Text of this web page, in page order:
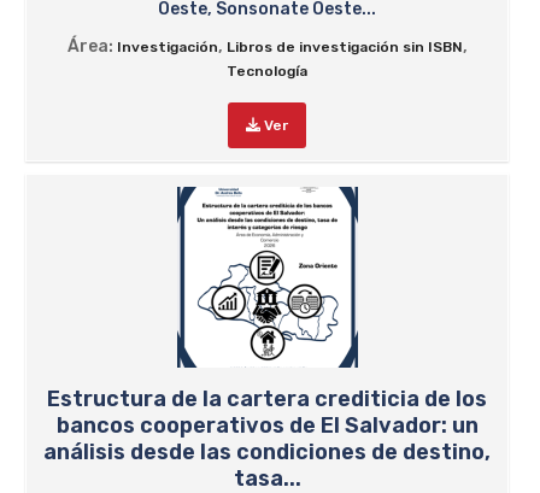
Oeste, Sonsonate Oeste...
Área: Investigación, Libros de investigación sin ISBN,
Tecnología
Ver
Estructura de la cartera crediticia de los
bancos cooperativos de El Salvador: un
análisis desde las condiciones de destino,
tasa...